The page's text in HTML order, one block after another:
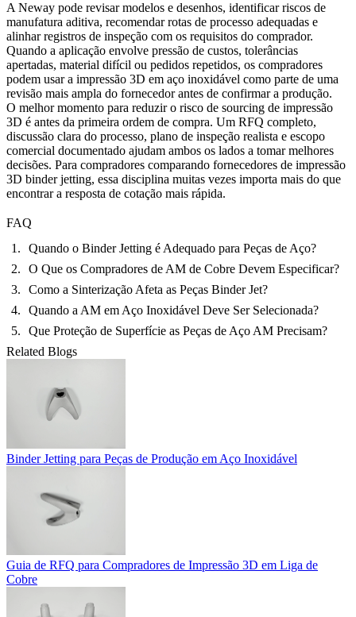
A Neway pode revisar modelos e desenhos, identificar riscos de
manufatura aditiva, recomendar rotas de processo adequadas e
alinhar registros de inspeção com os requisitos do comprador.
Quando a aplicação envolve pressão de custos, tolerâncias
apertadas, material difícil ou pedidos repetidos, os compradores
podem usar a impressão 3D em aço inoxidável como parte de uma
revisão mais ampla do fornecedor antes de confirmar a produção.
O melhor momento para reduzir o risco de sourcing de impressão
3D é antes da primeira ordem de compra. Um RFQ completo,
discussão clara do processo, plano de inspeção realista e escopo
comercial documentado ajudam ambos os lados a tomar melhores
decisões. Para compradores comparando fornecedores de impressão
3D binder jetting, essa disciplina muitas vezes importa mais do que
encontrar a resposta de cotação mais rápida.
FAQ
Quando o Binder Jetting é Adequado para Peças de Aço?
O Que os Compradores de AM de Cobre Devem Especificar?
Como a Sinterização Afeta as Peças Binder Jet?
Quando a AM em Aço Inoxidável Deve Ser Selecionada?
Que Proteção de Superfície as Peças de Aço AM Precisam?
Related Blogs
Binder Jetting para Peças de Produção em Aço Inoxidável
Guia de RFQ para Compradores de Impressão 3D em Liga de
Cobre